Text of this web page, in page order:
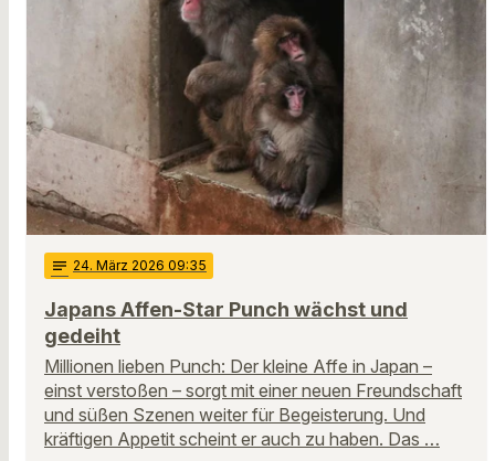
notes 24. März 2026 09:35
Japans Affen-Star Punch wächst und
gedeiht
Millionen lieben Punch: Der kleine Affe in Japan –
einst verstoßen – sorgt mit einer neuen Freundschaft
und süßen Szenen weiter für Begeisterung. Und
kräftigen Appetit scheint er auch zu haben. Das …